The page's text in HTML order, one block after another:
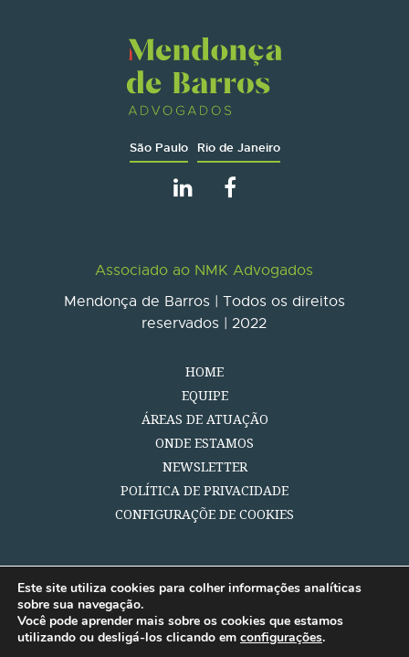
São Paulo Rio de Janeiro
Associado ao NMK Advogados
Mendonça de Barros | Todos os direitos
reservados | 2022
HOME
EQUIPE
ÁREAS DE ATUAÇÃO
ONDE ESTAMOS
NEWSLETTER
POLÍTICA DE PRIVACIDADE
CONFIGURAÇÕE DE COOKIES
Este site utiliza cookies para colher informações analíticas
sobre sua navegação.
Você pode aprender mais sobre os cookies que estamos
utilizando ou desligá-los clicando em configurações.